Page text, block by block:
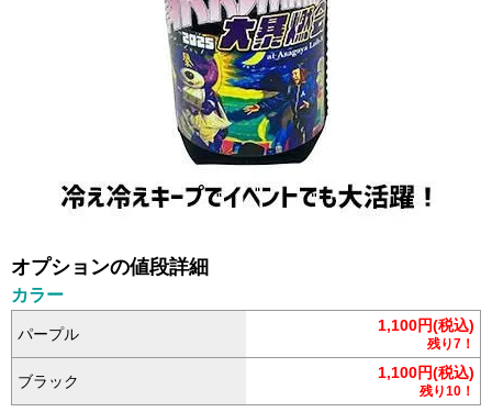
オプションの値段詳細
カラー
パープル 1,100円(税込)
残り7！
ブラック 1,100円(税込)
残り10！